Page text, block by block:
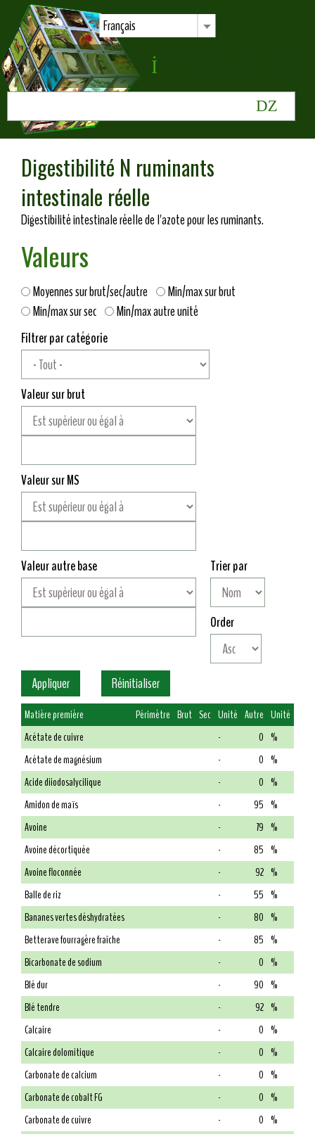
Français
Digestibilité N ruminants
intestinale réelle
Digestibilité intestinale réelle de l'azote pour les ruminants.
Valeurs
Moyennes sur brut/sec/autre
Min/max sur brut
Min/max sur sec
Min/max autre unité
Filtrer par catégorie
Valeur sur brut
Valeur sur MS
Valeur autre base Trier par
Order
Matière première Périmètre Brut Sec Unité Autre Unité
Acétate de cuivre
- 0 %
Acétate de magnésium
- 0 %
Acide diiodosalycilique
- 0 %
Amidon de maïs
- 95 %
Avoine
- 79 %
Avoine décortiquée
- 85 %
Avoine floconnée
- 92 %
Balle de riz
- 55 %
Bananes vertes déshydratées
- 80 %
Betterave fourragère fraîche
- 85 %
Bicarbonate de sodium
- 0 %
Blé dur
- 90 %
Blé tendre
- 92 %
Calcaire
- 0 %
Calcaire dolomitique
- 0 %
Carbonate de calcium
- 0 %
Carbonate de cobalt FG
- 0 %
Carbonate de cuivre
- 0 %